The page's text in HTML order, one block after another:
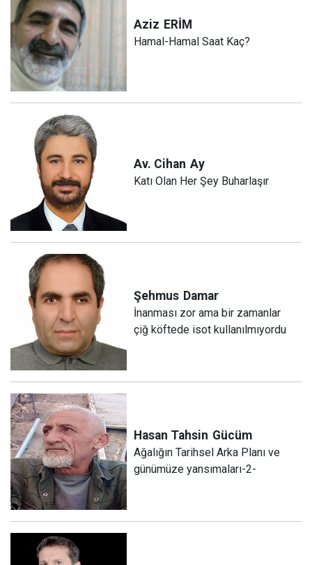
Aziz ERİM
Hamal-Hamal Saat Kaç?
Av. Cihan Ay
Katı Olan Her Şey Buharlaşır
Şehmus Damar
İnanması zor ama bir zamanlar
çiğ köftede isot kullanılmıyordu
Hasan Tahsin Gücüm
Ağalığın Tarihsel Arka Planı ve
günümüze yansımaları-2-